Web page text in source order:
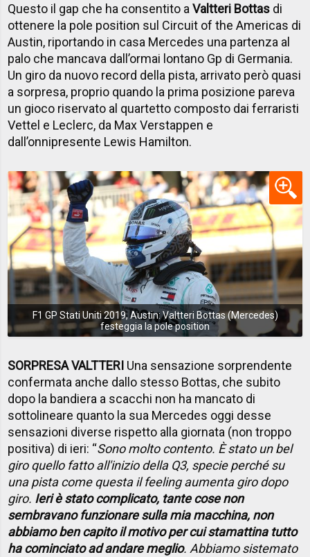
Questo il gap che ha consentito aValtteri Bottas di
ottenere la pole position sul Circuit of the Americas di
Austin, riportando in casa Mercedes una partenza al
palo che mancava dall’ormai lontano Gp di Germania.
Un giro da nuovo record della pista, arrivato però quasi
a sorpresa, proprio quando la prima posizione pareva
un gioco riservato al quartetto composto dai ferraristi
Vettel e Leclerc, da Max Verstappen e
dall’onnipresente Lewis Hamilton.
F1 GP Stati Uniti 2019, Austin: Valtteri Bottas (Mercedes)
festeggia la pole position
SORPRESA VALTTERI Una sensazione sorprendente
confermata anche dallo stesso Bottas, che subito
dopo la bandiera a scacchi non ha mancato di
sottolineare quanto la sua Mercedes oggi desse
sensazioni diverse rispetto alla giornata (non troppo
positiva) di ieri: “Sono molto contento. È stato un bel
giro quello fatto all'inizio della Q3, specie perché su
una pista come questa il feeling aumenta giro dopo
giro. Ieri è stato complicato, tante cose non
sembravano funzionare sulla mia macchina, non
abbiamo ben capito il motivo per cui stamattina tutto
ha cominciato ad andare meglio. Abbiamo sistemato